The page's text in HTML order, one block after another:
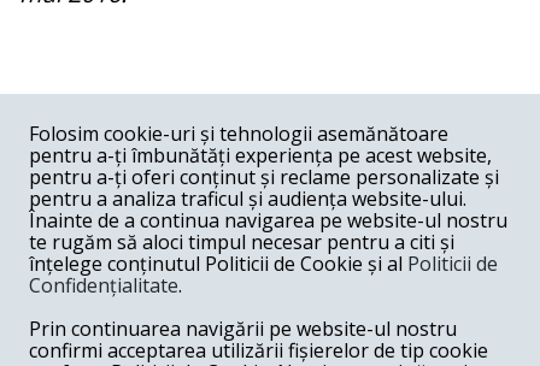
COMENTARII
Nume
Email
Folosim cookie-uri și tehnologii asemănătoare
pentru a-ți îmbunătăți experiența pe acest website,
pentru a-ți oferi conținut și reclame personalizate și
pentru a analiza traficul și audiența website-ului.
Înainte de a continua navigarea pe website-ul nostru
te rugăm să aloci timpul necesar pentru a citi și
înțelege conținutul Politicii de Cookie și al Politicii de
Confidențialitate.
Prin continuarea navigării pe website-ul nostru
confirmi acceptarea utilizării fișierelor de tip cookie